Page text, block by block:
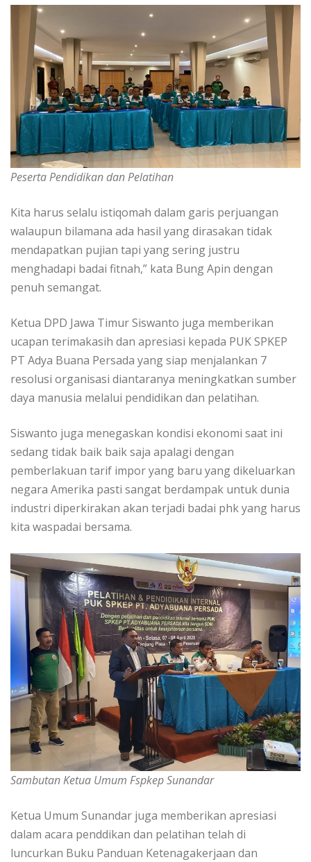
Peserta Pendidikan dan Pelatihan
Kita harus selalu istiqomah dalam garis perjuangan
walaupun bilamana ada hasil yang dirasakan tidak
mendapatkan pujian tapi yang sering justru
menghadapi badai fitnah,” kata Bung Apin dengan
penuh semangat.
Ketua DPD Jawa Timur Siswanto juga memberikan
ucapan terimakasih dan apresiasi kepada PUK SPKEP
PT Adya Buana Persada yang siap menjalankan 7
resolusi organisasi diantaranya meningkatkan sumber
daya manusia melalui pendidikan dan pelatihan.
Siswanto juga menegaskan kondisi ekonomi saat ini
sedang tidak baik baik saja apalagi dengan
pemberlakuan tarif impor yang baru yang dikeluarkan
negara Amerika pasti sangat berdampak untuk dunia
industri diperkirakan akan terjadi badai phk yang harus
kita waspadai bersama.
Sambutan Ketua Umum Fspkep Sunandar
Ketua Umum Sunandar juga memberikan apresiasi
dalam acara penddikan dan pelatihan telah di
luncurkan Buku Panduan Ketenagakerjaan dan